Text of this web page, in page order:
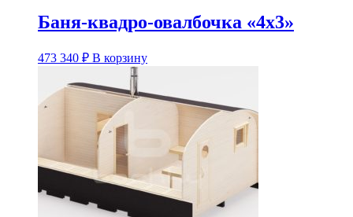
Баня-квадро-овалбочка «4х3»
473 340 ₽ В корзинуЭтот
несколько
вариаций.
выбрать
странице
товара.